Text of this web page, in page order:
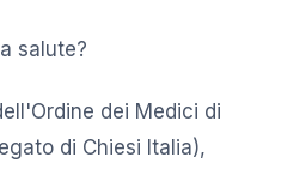
salute?
dei Medici di
di Chiesi Italia),